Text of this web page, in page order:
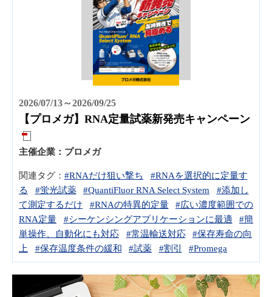
2026/07/13～2026/09/25
【プロメガ】RNA定量試薬新発売キャンペーン
主催企業： プロメガ
関連タグ： #RNAだけ狙い撃ち
#RNAを選択的に定量す
る
#蛍光試薬 #QuantiFluor RNA Select System
#添加し
て測定するだけ
#RNAの特異的定量
#広い濃度範囲での
RNA定量
#シーケンシングアプリケーションに最適
#簡
単操作、自動化にも対応
#常温輸送対応
#保存寿命の向
上
#保存温度条件の緩和 #試薬 #割引 #Promega